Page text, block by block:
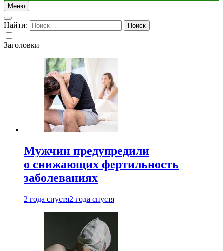
Меню
Найти:
Заголовки
Мужчин предупредили
о снижающих фертильность
заболеваниях
2 года спустя2 года спустя